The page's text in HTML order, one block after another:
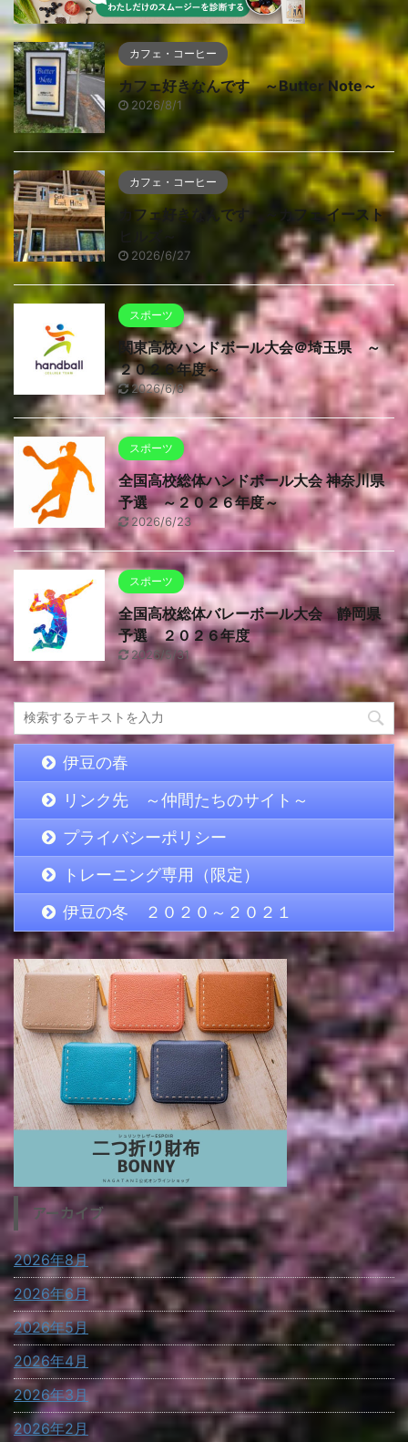
カフェ・コーヒー
カフェ好きなんです ～Butter Note～
2026/8/1
カフェ・コーヒー
カフェ好きなんです ～カフェ イースト
2026/6/27
スポーツ
関東高校ハンドボール大会＠埼玉県 ～
２０２６年度～
2026/6/8
スポーツ
全国高校総体ハンドボール大会 神奈川県
予選 ～２０２６年度～
2026/6/23
スポーツ
全国高校総体バレーボール大会 静岡県
予選 ２０２６年度
2026/5/31
伊豆の春
リンク先 ～仲間たちのサイト～
プライバシーポリシー
トレーニング専用（限定）
伊豆の冬 ２０２０～２０２１
アーカイブ
2026年8月
2026年6月
2026年5月
2026年4月
2026年3月
2026年2月